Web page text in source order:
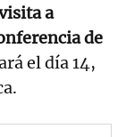
a
de
el día 14,